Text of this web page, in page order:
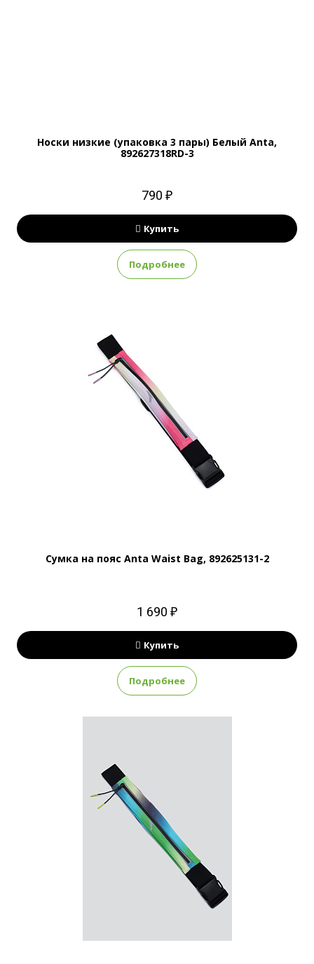
Носки низкие (упаковка 3 пары) Белый Anta,
892627318RD-3
790 ₽
Купить
Подробнее
Сумка на пояс Anta Waist Bag, 892625131-2
1 690 ₽
Купить
Подробнее